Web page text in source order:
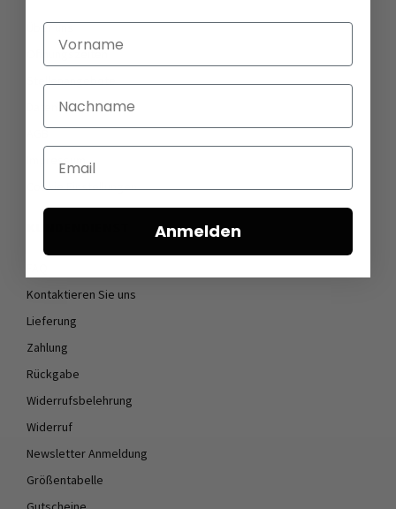
Über uns
Öffnungszeiten
Datenschutz
AGB
Cookie Einstellungen
Kontaktieren Sie uns
Lieferung
Zahlung
Rückgabe
Widerrufsbelehrung
Widerruf
Newsletter Anmeldung
Größentabelle
Vorname
Nachname
Email
Anmelden